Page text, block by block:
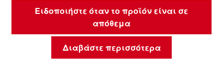
Ειδοποιήστε όταν το προϊόν είναι σε
απόθεμα
Διαβάστε περισσότερα